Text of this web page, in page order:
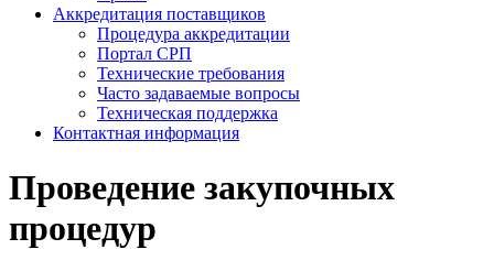
Аккредитация поставщиков
Процедура аккредитации
Портал СРП
Технические требования
Часто задаваемые вопросы
Техническая поддержка
Контактная информация
Проведение закупочных
процедур